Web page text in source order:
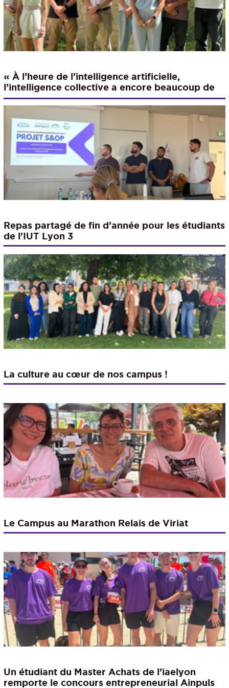
« À l’heure de l’intelligence artificielle,
l’intelligence collective a encore beaucoup de
sens. »
Repas partagé de fin d’année pour les étudiants
de l'IUT Lyon 3
La culture au cœur de nos campus !
Le Campus au Marathon Relais de Viriat
Un étudiant du Master Achats de l’iaelyon
remporte le concours entrepreneurial Ainpuls